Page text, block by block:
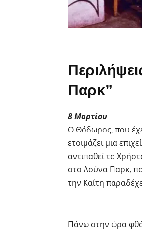
Παρκ”
8 Μαρτίου
Ο Θόδωρος, που
ετοιμάζει μια
αντιπαθεί το
στο Λούνα Παρκ,
την Καίτη
Πάνω στην ώρα